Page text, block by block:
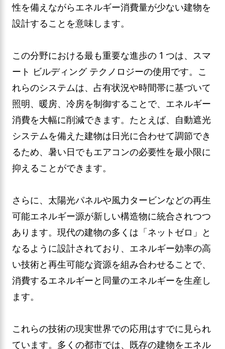
性を備えながらエネルギー消費量が少ない建物を
設計することを意味します。
この分野における最も重要な進歩の 1 つは、スマ
ート ビルディング テクノロジーの使用です。こ
れらのシステムは、占有状況や時間帯に基づいて
照明、暖房、冷房を制御することで、エネルギー
消費を大幅に削減できます。たとえば、自動遮光
システムを備えた建物は日光に合わせて調節でき
るため、暑い日でもエアコンの必要性を最小限に
抑えることができます。
さらに、太陽光パネルや風力タービンなどの再生
可能エネルギー源が新しい構造物に統合されつつ
あります。現代の建物の多くは「ネットゼロ」と
なるように設計されており、エネルギー効率の高
い技術と再生可能な資源を組み合わせることで、
消費するエネルギーと同量のエネルギーを生産し
ます。
これらの技術の現実世界での応用はすでに見られ
ています。多くの都市では、既存の建物をエネル